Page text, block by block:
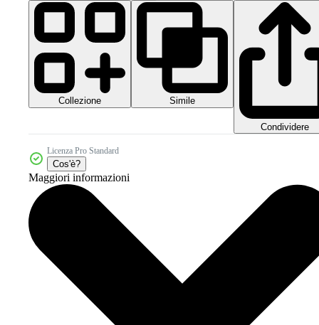
Collezione Simile
Condividere
Licenza Pro Standard
Cos'è?
Maggiori informazioni